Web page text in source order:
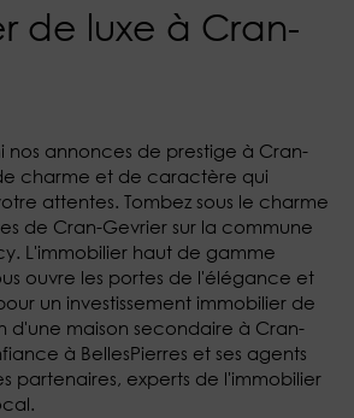
de luxe à Cran-
nos annonces de prestige à Cran-
charme et de caractère qui
attentes. Tombez sous le charme
de Cran-Gevrier sur la commune
L'immobilier haut de gamme
ouvre les portes de l'élégance et
un investissement immobilier de
d'une maison secondaire à Cran-
à BellesPierres et ses agents
partenaires, experts de l'immobilier